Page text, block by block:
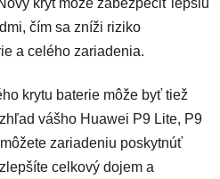
čím sa zníži riziko
a celého zariadenia.
krytu baterie môže byť tiež
vášho Huawei P9 Lite, P9
zariadeniu poskytnúť
celkový dojem a